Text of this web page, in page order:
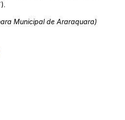
Municipal de Araraquara)